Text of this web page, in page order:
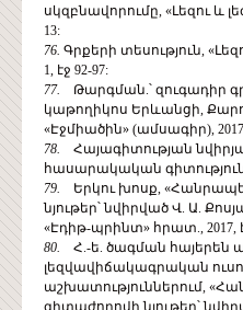
սկզբնավորումը, «Լեզու և
13:
76. Գրքերի տեսություն,
1, էջ 92-97:
77. Թարգման.՝ զուգադիր
կաթողիկոս Երևանցի,
«Էջմիածին» (ամսագիր),
78. Հայագիտության
հասարակական
79. Երկու խոսք,
նյութեր՝ նվիրված Վ. Ա.
«Էդիթ-պրինտ» հրատ., 2017,
80. Հ.-ե. ծագման հայերեն
լեզվավիճակագրական
աշխատություններում,
գիտաժողովի նյութեր՝